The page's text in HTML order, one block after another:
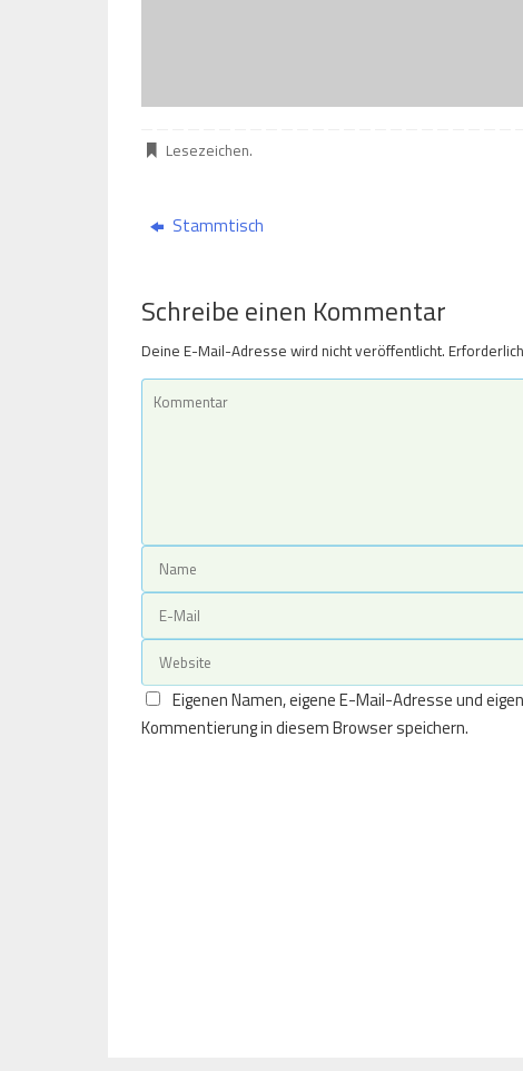
Lesezeichen.
Stammtisch
Schreibe einen Kommentar
Deine E-Mail-Adresse wird nicht veröffentlicht.
Eigenen Namen, eigene E-Mail-Adresse und
Kommentierung in diesem Browser speichern.